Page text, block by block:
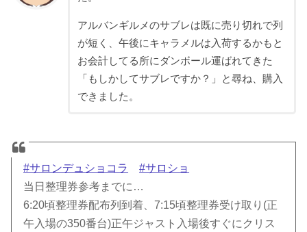
アルバンギルメのサブレは既に売り切れで列
が短く、午後にキャラメルは入荷するかもと
お会計してる所にダンボール運ばれてきた
「もしかしてサブレですか？」と尋ね、購入
できました。
#サロンデュショコラ
#サロショ
当日整理券参考までに…
6:20頃整理券配布列到着、7:15頃整理券受け取り(正
午入場の350番台)正午ジャスト入場後すぐにクリス